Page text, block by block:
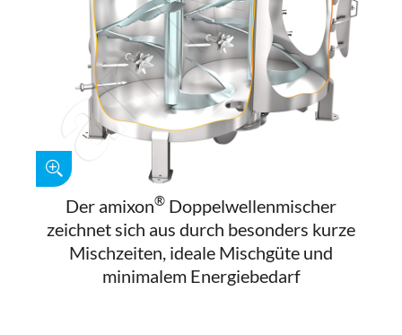
Der amixon® Doppelwellenmischer
zeichnet sich aus durch besonders kurze
Mischzeiten, ideale Mischgüte und
minimalem Energiebedarf